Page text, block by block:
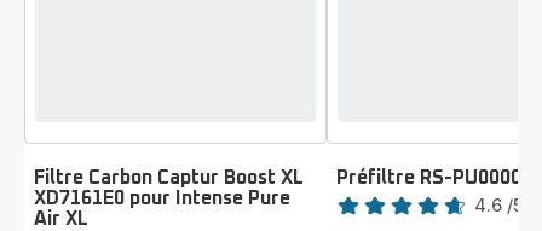
Filtre Carbon Captur Boost XL
XD7161E0 pour Intense Pure
Air XL
Note
Préfiltre RS-PU000041
Note
4.6 /5